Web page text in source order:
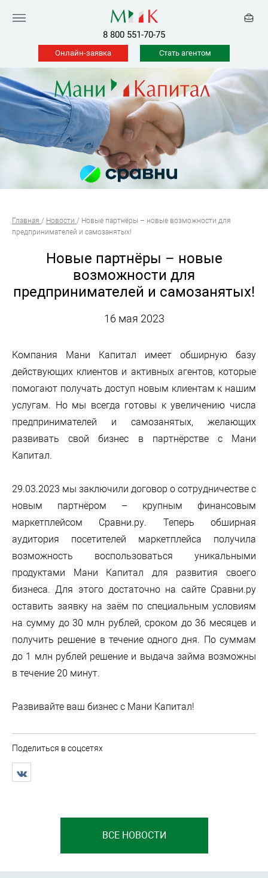
8 800 551-70-75
Онлайн-заявка Стать агентом
Главная / Новости / Новые партнёры – новые возможности для
предпринимателей и самозанятых!
Новые партнёры – новые
возможности для
предпринимателей и самозанятых!
16 мая 2023
Компания Мани Капитал имеет обширную базу
действующих клиентов и активных агентов, которые
помогают получать доступ новым клиентам к нашим
услугам. Но мы всегда готовы к увеличению числа
предпринимателей и самозанятых, желающих
развивать свой бизнес в партнёрстве с Мани
Капитал.
29.03.2023 мы заключили договор о сотрудничестве с
новым партнёром – крупным финансовым
маркетплейсом Сравни.ру. Теперь обширная
аудитория посетителей маркетплейса получила
возможность воспользоваться уникальными
продуктами Мани Капитал для развития своего
бизнеса. Для этого достаточно на сайте Сравни.ру
оставить заявку на заём по специальным условиям
на сумму до 30 млн рублей, сроком до 36 месяцев и
получить решение в течение одного дня. По суммам
до 1 млн рублей решение и выдача займа возможны
в течение 20 минут.
Развивайте ваш бизнес с Мани Капитал!
Поделиться в соцсетях
ВСЕ НОВОСТИ